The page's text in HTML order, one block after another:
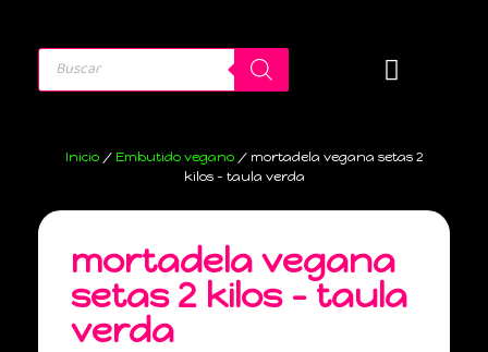
Inicio/ Embutido vegano/ mortadela vegana setas 2
kilos – taula verda
mortadela vegana
setas 2 kilos – taula
verda